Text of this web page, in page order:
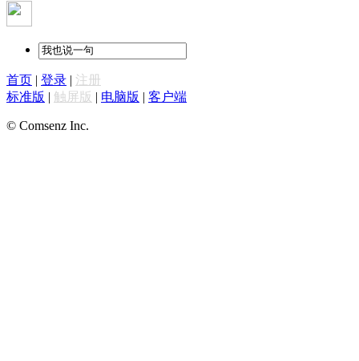
首页 | 登录 | 注册
标准版 | 触屏版 | 电脑版 | 客户端
© Comsenz Inc.